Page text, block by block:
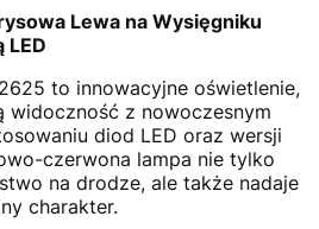
Lewa na Wysięgniku
LED
to innowacyjne oświetlenie,
widoczność z nowoczesnym
diod LED oraz wersji
czerwona lampa nie tylko
na drodze, ale także nadaje
charakter.